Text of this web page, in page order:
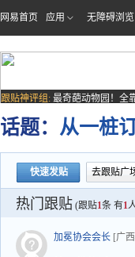
网易首页 应用 无障碍浏览
跟贴神评组: 最奇葩动物园！全
场子
话题： 从一桩
快速发贴 去跟贴广
热门跟贴 (跟贴1条 有1
加冕协会会长 [广